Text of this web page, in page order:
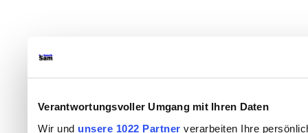
Verantwortungsvoller Umgang mit Ihren Daten
Wir und unsere 1022 Partner verarbeiten Ihre